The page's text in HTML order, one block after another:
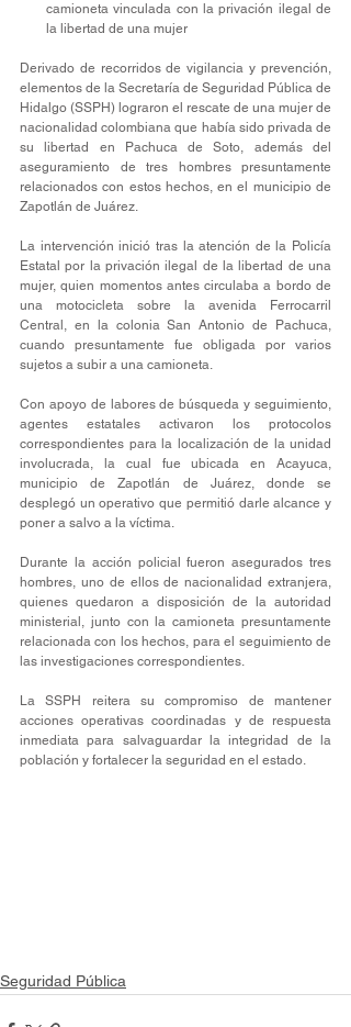
camioneta vinculada con la privación ilegal de
la libertad de una mujer
Derivado de recorridos de vigilancia y prevención,
elementos de la Secretaría de Seguridad Pública de
Hidalgo (SSPH) lograron el rescate de una mujer de
nacionalidad colombiana que había sido privada de
su libertad en Pachuca de Soto, además del
aseguramiento de tres hombres presuntamente
relacionados con estos hechos, en el municipio de
Zapotlán de Juárez.
La intervención inició tras la atención de la Policía
Estatal por la privación ilegal de la libertad de una
mujer, quien momentos antes circulaba a bordo de
una motocicleta sobre la avenida Ferrocarril
Central, en la colonia San Antonio de Pachuca,
cuando presuntamente fue obligada por varios
sujetos a subir a una camioneta.
Con apoyo de labores de búsqueda y seguimiento,
agentes estatales activaron los protocolos
correspondientes para la localización de la unidad
involucrada, la cual fue ubicada en Acayuca,
municipio de Zapotlán de Juárez, donde se
desplegó un operativo que permitió darle alcance y
poner a salvo a la víctima.
Durante la acción policial fueron asegurados tres
hombres, uno de ellos de nacionalidad extranjera,
quienes quedaron a disposición de la autoridad
ministerial, junto con la camioneta presuntamente
relacionada con los hechos, para el seguimiento de
las investigaciones correspondientes.
La SSPH reitera su compromiso de mantener
acciones operativas coordinadas y de respuesta
inmediata para salvaguardar la integridad de la
población y fortalecer la seguridad en el estado.
Seguridad Pública